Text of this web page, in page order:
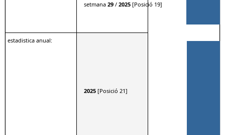
setmana 29/ 2025[Posició 19]
estadistica anual:
2025[Posició 21]